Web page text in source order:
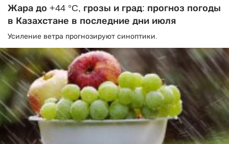
Жара до +44 °C, грозы и град: прогноз погоды
в Казахстане в последние дни июля
Усиление ветра прогнозируют синоптики.